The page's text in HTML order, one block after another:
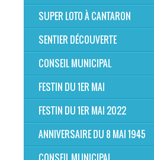
SUPER LOTO À CANTARON
SENTIER DÉCOUVERTE
CONSEIL MUNICIPAL
FESTIN DU 1ER MAI
FESTIN DU 1ER MAI 2022
ANNIVERSAIRE DU 8 MAI 1945